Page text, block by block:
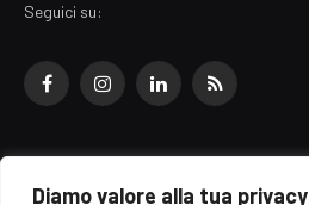
Diamo valore alla tua privacy
Seguici su:
FacebookInstagramLinkedInRSS